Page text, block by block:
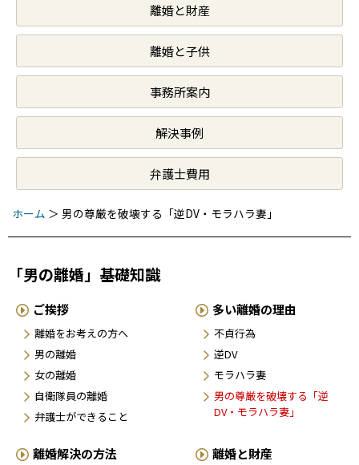
離婚と財産
離婚と子供
事務所案内
解決事例
弁護士費用
ホーム ＞ 男の尊厳を破壊する「逆DV・モラハラ妻」
「男の離婚」基礎知識
ご挨拶
離婚をお考えの方へ
男の離婚
女の離婚
自衛隊員の離婚
弁護士ができること
多い離婚の理由
不貞行為
逆DV
モラハラ妻
男の尊厳を破壊する「逆
DV・モラハラ妻」
離婚解決の方法 離婚と財産